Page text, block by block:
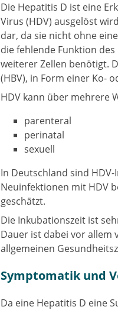
Die Hepatitis D ist eine
Virus (HDV) ausgelöst
dar, da sie nicht ohne
die fehlende Funktion
weiterer Zellen benötigt.
(HBV), in Form einer Ko-
HDV kann über mehrere
parenteral
perinatal
sexuell
In Deutschland sind
Neuinfektionen mit HDV
geschätzt.
Die Inkubationszeit ist
Dauer ist dabei vor allem
allgemeinen
Symptomatik und
Da eine Hepatitis D eine